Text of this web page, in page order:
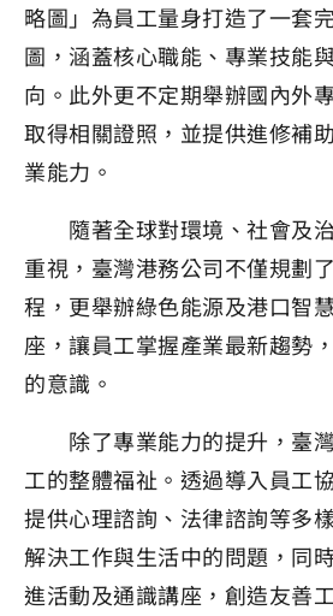
略圖」為員工量身打造了一套
圖，涵蓋核心職能、專業技能
向。此外更不定期舉辦國內外
取得相關證照，並提供進修補
業能力。
隨著全球對環境、社會及治
重視，臺灣港務公司不僅規劃
程，更舉辦綠色能源及港口智
座，讓員工掌握產業最新趨勢
的意識。
除了專業能力的提升，臺灣
工的整體福祉。透過導入員工
提供心理諮詢、法律諮詢等多
解決工作與生活中的問題，同
進活動及通識講座，創造友善